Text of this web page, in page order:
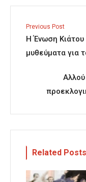
Previous Post
Η Ένωση Κιάτου
μυθεύματα για
Αλλού
Related Posts